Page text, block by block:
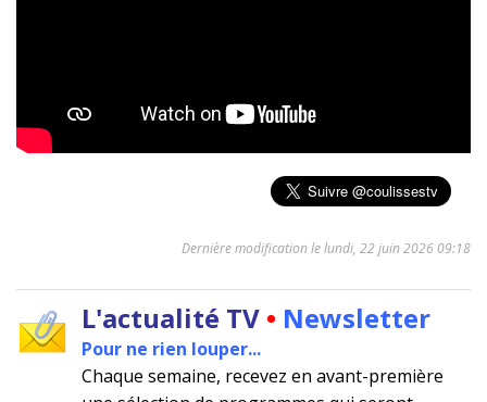
Dernière modification le lundi, 22 juin 2026 09:18
L'actualité TV • Newsletter
Pour ne rien louper...
Chaque semaine, recevez en avant-première